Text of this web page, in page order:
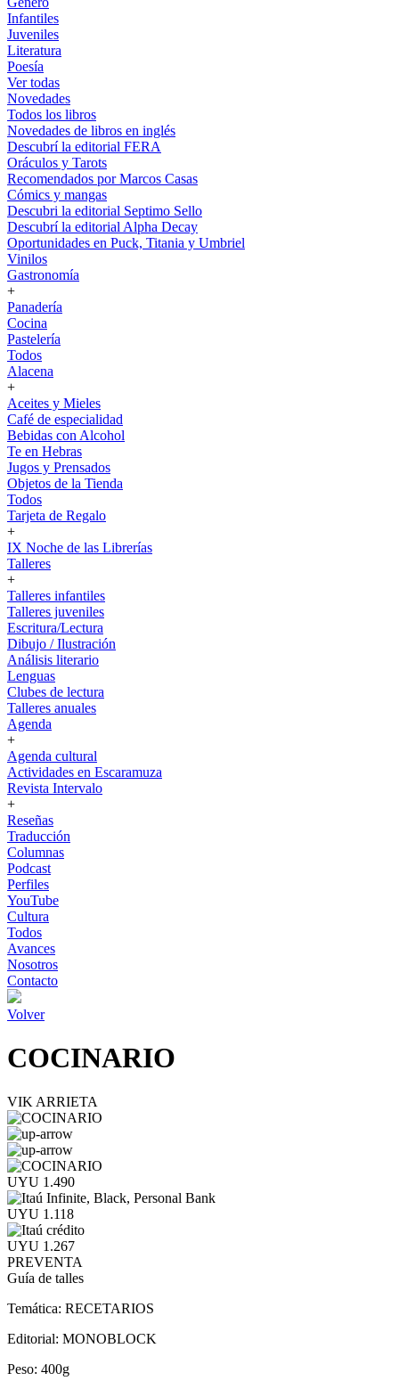
Infantiles
Juveniles
Literatura
Poesía
Ver todas
Novedades
Todos los libros
Novedades de libros en inglés
Descubrí la editorial FERA
Oráculos y Tarots
Recomendados por Marcos Casas
Cómics y mangas
Descubri la editorial Septimo Sello
Descubrí la editorial Alpha Decay
Oportunidades en Puck, Titania y Umbriel
Vinilos
Gastronomía
+
Panadería
Cocina
Pastelería
Todos
Alacena
+
Aceites y Mieles
Café de especialidad
Bebidas con Alcohol
Te en Hebras
Jugos y Prensados
Objetos de la Tienda
Todos
Tarjeta de Regalo
+
IX Noche de las Librerías
Talleres
+
Talleres infantiles
Talleres juveniles
Escritura/Lectura
Dibujo / Ilustración
Análisis literario
Lenguas
Clubes de lectura
Talleres anuales
Agenda
+
Agenda cultural
Actividades en Escaramuza
Revista Intervalo
+
Reseñas
Traducción
Columnas
Podcast
Perfiles
YouTube
Cultura
Todos
Avances
Nosotros
Contacto
Volver
COCINARIO
VIK ARRIETA
UYU 1.490
UYU 1.118
UYU 1.267
PREVENTA
Guía de talles
Temática: RECETARIOS
Editorial: MONOBLOCK
Peso: 400g